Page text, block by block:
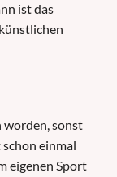
ist das
worden, sonst
einmal
eigenen Sport